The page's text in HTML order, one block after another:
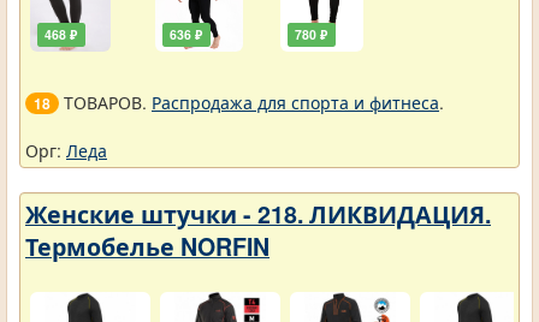
468 ₽ 636 ₽ 780 ₽
18 ТОВАРОВ. Распродажа для спорта и фитнеса.
Орг: Леда
Женские штучки - 218. ЛИКВИДАЦИЯ.
Термобелье NORFIN